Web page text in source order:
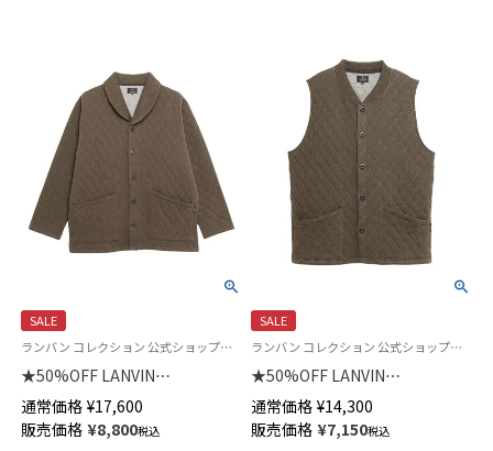
SALE
ランバン コレクション 公式ショップ＜トップスのみ＞
★50%OFF LANVIN
COLLECTION 中綿二ットキル
ト ローブ 半纏 はんてん どてら
長袖 メンズ 54429057
通常価格 ¥17,600
販売価格 ¥8,800税込
SALE
ランバン コレクション 公式ショップ＜トップスのみ＞
★50%OFF LANVIN
COLLECTION 中綿二ットキル
ト ベスト 半纏 はんてん 羽織 メ
ンズ 54428057
通常価格 ¥14,300
販売価格 ¥7,150税込